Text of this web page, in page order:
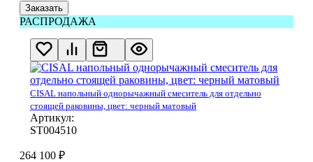
Заказать
РАСПРОДАЖА
CISAL напольный однорычажный смеситель для отдельно
стоящей раковины, цвет: черный матовый
Артикул:
ST004510
264 100 ₽